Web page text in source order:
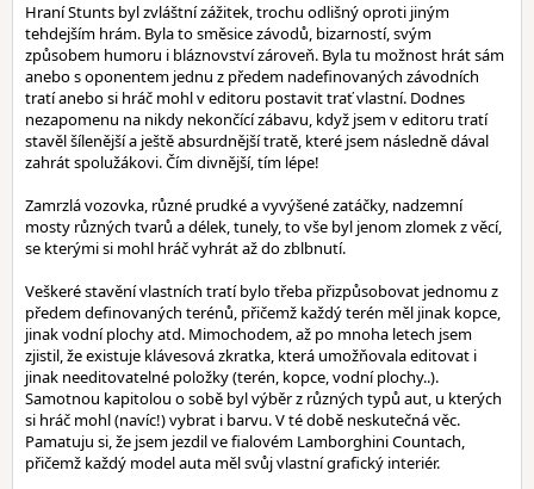
Hraní Stunts byl zvláštní zážitek, trochu odlišný oproti jiným
tehdejším hrám. Byla to směsice závodů, bizarností, svým
způsobem humoru i bláznovství zároveň. Byla tu možnost hrát sám
anebo s oponentem jednu z předem nadefinovaných závodních
tratí anebo si hráč mohl v editoru postavit trať vlastní. Dodnes
nezapomenu na nikdy nekončící zábavu, když jsem v editoru tratí
stavěl šílenější a ještě absurdnější tratě, které jsem následně dával
zahrát spolužákovi. Čím divnější, tím lépe!
Zamrzlá vozovka, různé prudké a vyvýšené zatáčky, nadzemní
mosty různých tvarů a délek, tunely, to vše byl jenom zlomek z věcí,
se kterými si mohl hráč vyhrát až do zblbnutí.
Veškeré stavění vlastních tratí bylo třeba přizpůsobovat jednomu z
předem definovaných terénů, přičemž každý terén měl jinak kopce,
jinak vodní plochy atd. Mimochodem, až po mnoha letech jsem
zjistil, že existuje klávesová zkratka, která umožňovala editovat i
jinak needitovatelné položky (terén, kopce, vodní plochy..).
Samotnou kapitolou o sobě byl výběr z různých typů aut, u kterých
si hráč mohl (navíc!) vybrat i barvu. V té době neskutečná věc.
Pamatuju si, že jsem jezdil ve fialovém Lamborghini Countach,
přičemž každý model auta měl svůj vlastní grafický interiér.